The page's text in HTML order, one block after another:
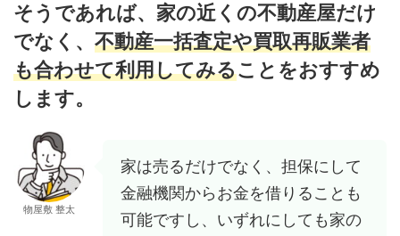
そうであれば、家の近くの不動産屋だけ
でなく、 不動産一括査定や買取再販業者
も合わせて利用してみることをおすすめ
します。
物屋敷 整太
家は売るだけでなく、担保にして
金融機関からお金を借りることも
可能ですし、いずれにしても家の